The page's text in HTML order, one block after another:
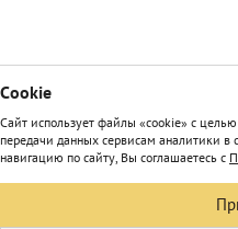
Сookie
Сайт использует файлы «cookie» с
передачи данных сервисам аналитики в
навигацию по сайту, Вы соглашаетесь с